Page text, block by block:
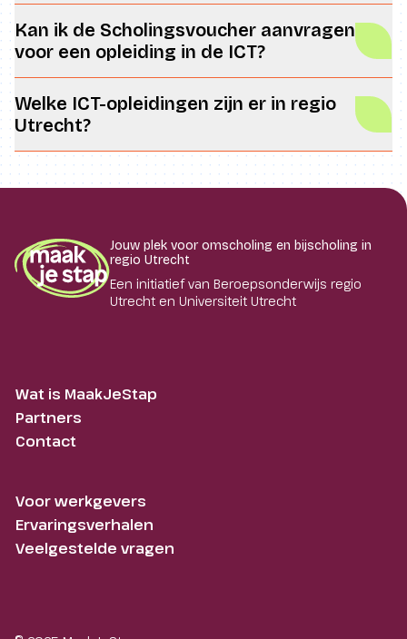
Kan ik de Scholingsvoucher aanvragen
voor een opleiding in de ICT?
Welke ICT-opleidingen zijn er in regio
Utrecht?
Jouw plek voor omscholing en bijscholing in
regio Utrecht
Een initiatief van Beroepsonderwijs regio
Utrecht en Universiteit Utrecht
Wat is MaakJeStap
Partners
Contact
Voor werkgevers
Ervaringsverhalen
Veelgestelde vragen